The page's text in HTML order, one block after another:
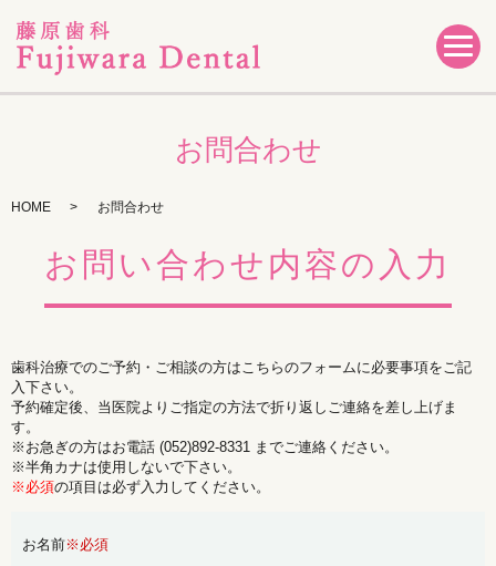
お問合わせ
HOME お問合わせ
お問い合わせ内容の入力
歯科治療でのご予約・ご相談の方はこちらのフォームに必要事項をご記
入下さい。
予約確定後、当医院よりご指定の方法で折り返しご連絡を差し上げま
す。
※お急ぎの方はお電話 (052)892-8331 までご連絡ください。
※半角カナは使用しないで下さい。
※必須の項目は必ず入力してください。
お名前※必須